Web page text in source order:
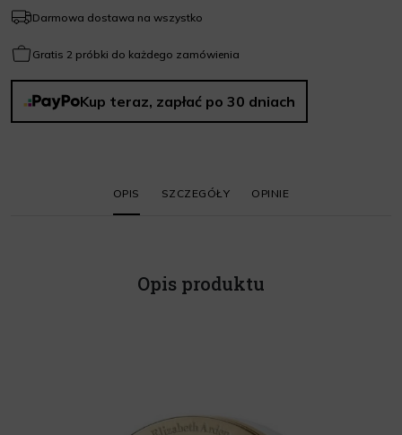
Darmowa dostawa na wszystko
Gratis 2 próbki do każdego zamówienia
Kup teraz, zapłać po 30 dniach
OPIS SZCZEGÓŁY OPINIE
Opis produktu